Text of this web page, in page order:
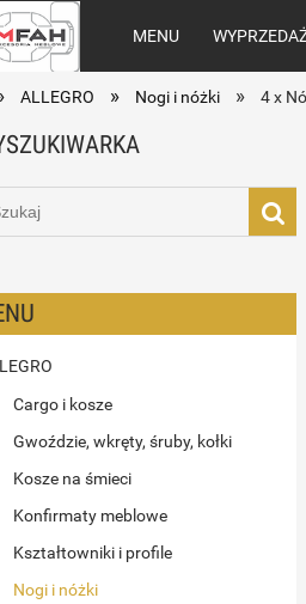
MENU
ALLEGRO » Nogi i nóżki » 4 x
Cargo i kosze
Gwoździe, wkręty, śruby, kołki
Kosze na śmieci
Konfirmaty meblowe
Kształtowniki i profile
Nogi i nóżki